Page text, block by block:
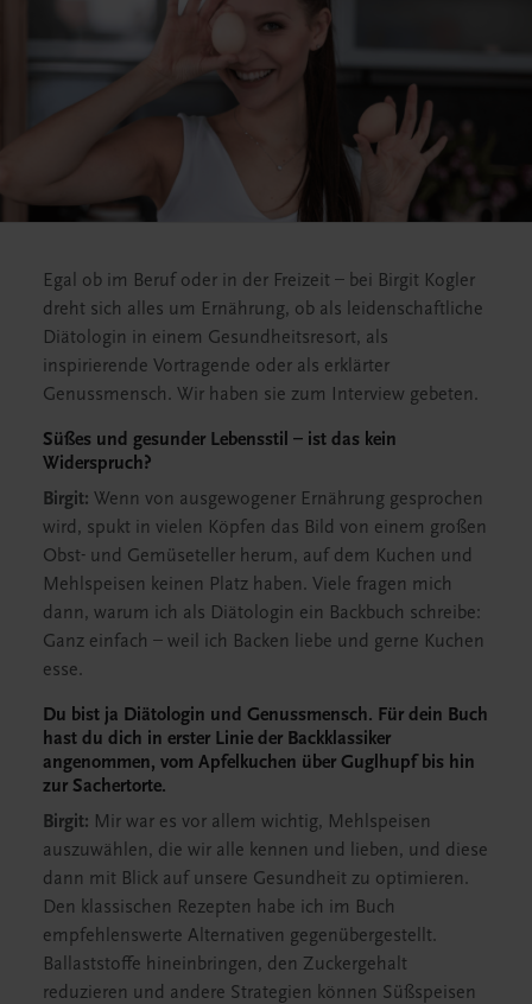
Egal ob im Beruf oder in der Freizeit – bei Birgit Kogler
dreht sich alles um Ernährung, ob als leidenschaftliche
Diätologin in einem Gesundheitsresort, als
inspirierende Vortragende oder als erklärter
Genussmensch. Wir haben sie zum Interview gebeten.
Süßes und gesunder Lebensstil – ist das kein
Widerspruch?
Birgit: Wenn von ausgewogener Ernährung gesprochen
wird, spukt in vielen Köpfen das Bild von einem großen
Obst- und Gemüseteller herum, auf dem Kuchen und
Mehlspeisen keinen Platz haben. Viele fragen mich
dann, warum ich als Diätologin ein Backbuch schreibe:
Ganz einfach – weil ich Backen liebe und gerne Kuchen
esse.
Du bist ja Diätologin und Genussmensch. Für dein Buch
hast du dich in erster Linie der Backklassiker
angenommen, vom Apfelkuchen über Guglhupf bis hin
zur Sachertorte.
Birgit: Mir war es vor allem wichtig, Mehlspeisen
auszuwählen, die wir alle kennen und lieben, und diese
dann mit Blick auf unsere Gesundheit zu optimieren.
Den klassischen Rezepten habe ich im Buch
empfehlenswerte Alternativen gegenübergestellt.
Ballaststoffe hineinbringen, den Zuckergehalt
reduzieren und andere Strategien können Süßspeisen